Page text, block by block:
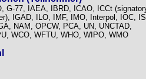
G-77, IAEA, IBRD, ICAO, ICCt
IGAD, ILO, IMF, IMO, Interpol, IOC,
NAM, OPCW, PCA, UN, UNCTAD,
WCO, WFTU, WHO, WIPO, WMO